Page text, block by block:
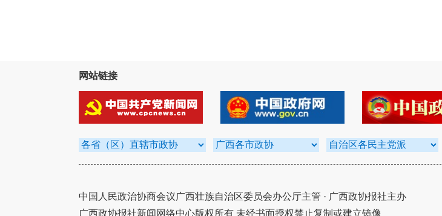
网站链接
中国人民政治协商会议广西壮族自治区委员会办公厅主管 · 广西政协报社主办
广西政协报社新闻网络中心版权所有 未经书面授权禁止复制或建立镜像